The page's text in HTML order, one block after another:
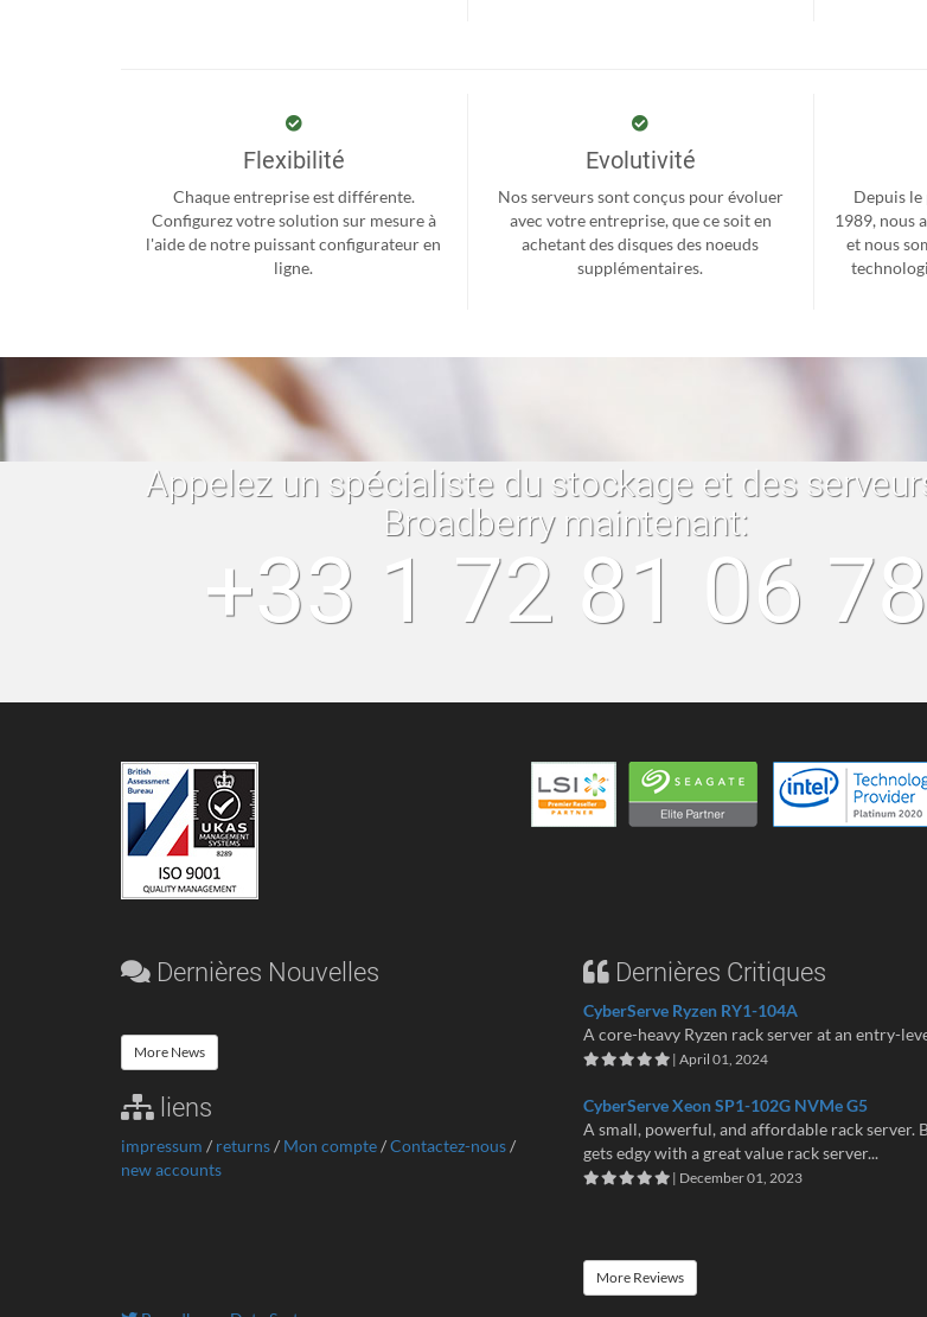
Flexibilité
Chaque entreprise est différente.
Configurez votre solution sur mesure à
l'aide de notre puissant configurateur en
ligne.
Evolutivité
Nos serveurs sont conçus pour évoluer
avec votre entreprise, que ce soit en
achetant des disques des noeuds
supplémentaires.
Depuis
1989, nous
et nous
Appelez un spécialiste du stockage et des
Broadberry maintenant:
+33 1 72 81 06 78
Dernières Nouvelles
More News
liens
impressum / returns/ Mon compte/Contactez-nous/
new accounts
Dernières Critiques
CyberServe Ryzen RY1-104A
A core-heavy Ryzen rack server at an entry-
| April 01, 2024
CyberServe Xeon SP1-102G NVMe G5
A small, powerful, and affordable rack server.
gets edgy with a great value rack server...
| December 01, 2023
More Reviews